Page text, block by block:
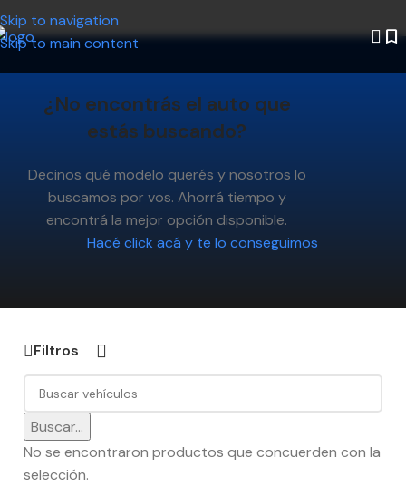
Skip to navigation
Skip to main content
¿No encontrás el auto que
estás buscando?
Decinos qué modelo querés y nosotros lo
buscamos por vos. Ahorrá tiempo y
encontrá la mejor opción disponible.
Hacé click acá y te lo conseguimos
Filtros
Buscar...
No se encontraron productos que concuerden con la
selección.